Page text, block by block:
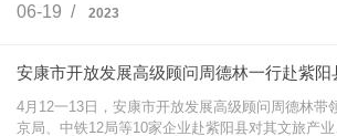
部有关人员…
06-19 / 2023
安康市开放发展高级顾问周德林一行赴紫阳
4月12一13日，安康市开放发展高级顾问周德林带
京局、中铁12局等10家企业赴紫阳县对其文旅产业